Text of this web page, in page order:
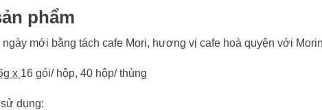
phẩm
ngày mới bằng tách cafe Mori, hương vị cafe hoà quyện với
x 16 gói/ hộp, 40 hộp/ thùng
dụng: